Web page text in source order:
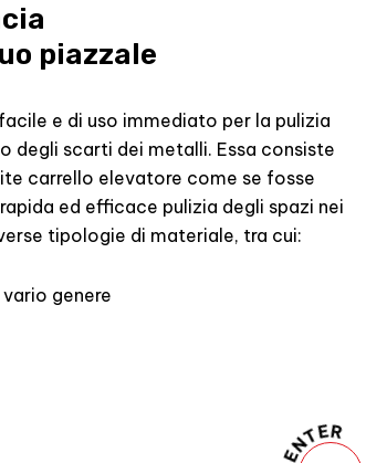
piazzale
e di uso immediato per la pulizia
degli scarti dei metalli. Essa consiste
carrello elevatore come se fosse
ed efficace pulizia degli spazi nei
tipologie di materiale, tra cui:
genere
ENTER